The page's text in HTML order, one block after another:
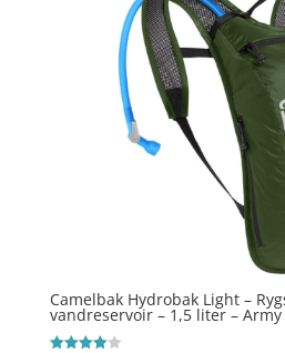
Camelbak Hydrobak Light –
vandreservoir – 1,5 liter – Army